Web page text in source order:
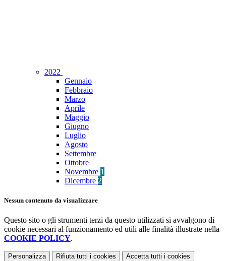
2022
Gennaio
Febbraio
Marzo
Aprile
Maggio
Giugno
Luglio
Agosto
Settembre
Ottobre
Novembre 1
Dicembre 2
Nessun contenuto da visualizzare
Questo sito o gli strumenti terzi da questo utilizzati si avvalgono di
cookie necessari al funzionamento ed utili alle finalità illustrate nella
COOKIE POLICY.
Personalizza Rifiuta tutti i cookies Accetta tutti i cookies